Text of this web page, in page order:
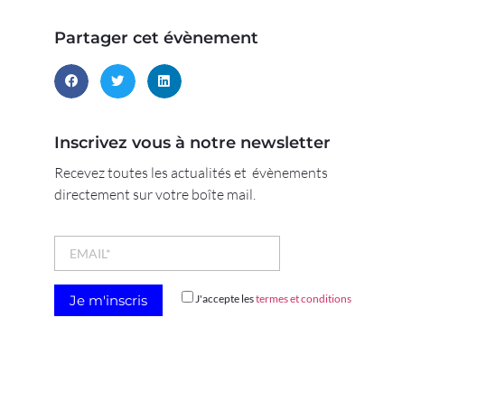
Partager cet évènement
Inscrivez vous à notre newsletter
Recevez toutes les actualités et évènements
directement sur votre boîte mail.
J'accepte lestermes et conditions